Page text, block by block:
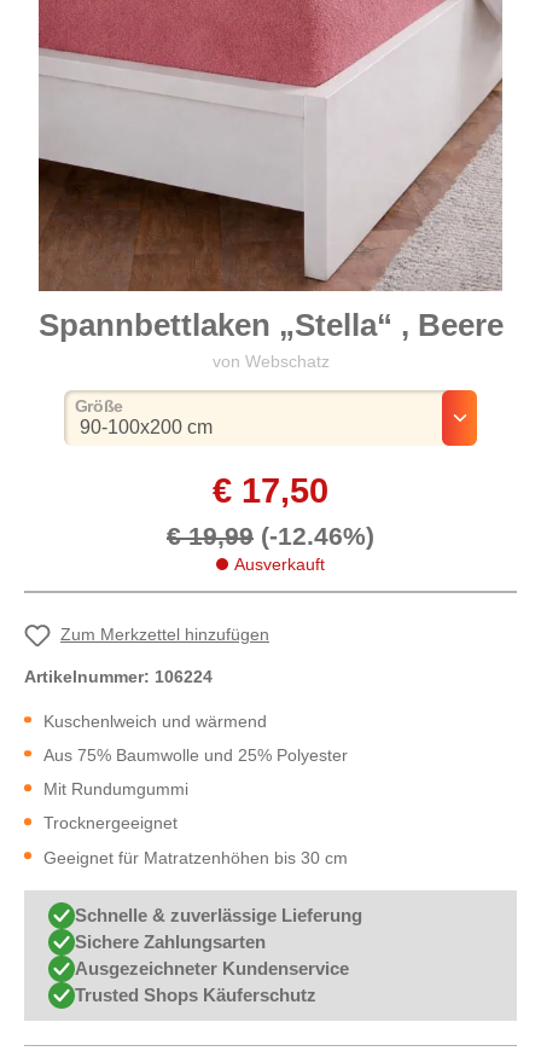
Spannbettlaken „Stella“ , Beere
von Webschatz
€ 17,50
€ 19,99 (-12.46%)
Ausverkauft
Größeauswählen
Zum Merkzettel hinzufügen
Artikelnummer: 106224
Kuschenlweich und wärmend
Aus 75% Baumwolle und 25% Polyester
Mit Rundumgummi
Trocknergeeignet
Geeignet für Matratzenhöhen bis 30 cm
Schnelle & zuverlässige Lieferung
Sichere Zahlungsarten
Ausgezeichneter Kundenservice
Trusted Shops Käuferschutz